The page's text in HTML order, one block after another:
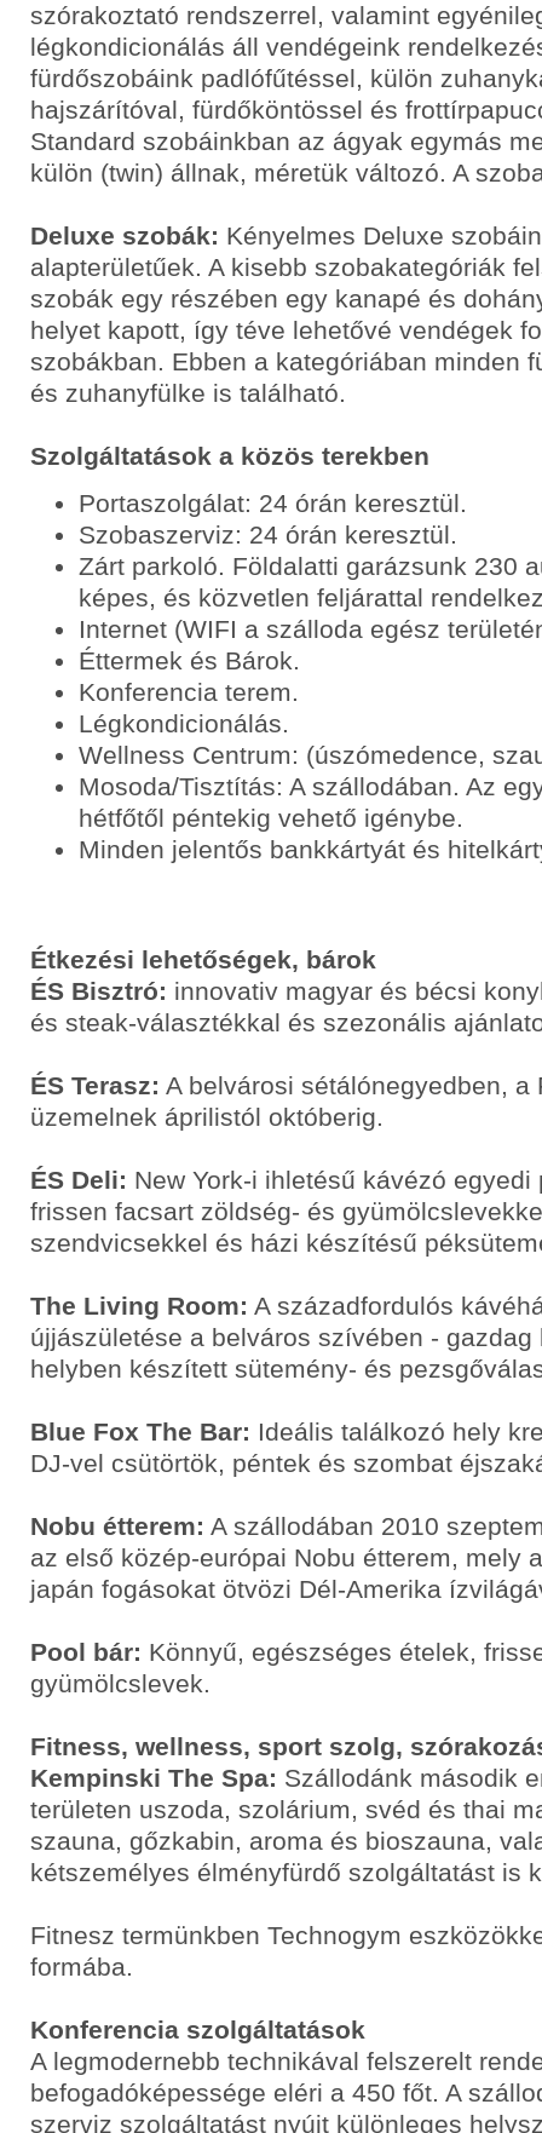
szórakoztató rendszerrel, valamint
légkondicionálás áll vendégeink
fürdőszobáink padlófűtéssel, külön
hajszárítóval, fürdőköntössel és
Standard szobáinkban az ágyak egymás
külön (twin) állnak, méretük változó. A
Deluxe szobák: Kényelmes Deluxe
alapterületűek. A kisebb szobakategóriák
szobák egy részében egy kanapé és
helyet kapott, így téve lehetővé vendégek
szobákban. Ebben a kategóriában minden
és zuhanyfülke is található.
Szolgáltatások a közös terekben
Portaszolgálat: 24 órán keresztül.
Szobaszerviz: 24 órán keresztül.
Zárt parkoló. Földalatti garázsunk 230
képes, és közvetlen feljárattal
Internet (WIFI a szálloda egész
Éttermek és Bárok.
Konferencia terem.
Légkondicionálás.
Wellness Centrum: (úszómedence,
Mosoda/Tisztítás: A szállodában. Az
hétfőtől péntekig vehető igénybe.
Minden jelentős bankkártyát és
Étkezési lehetőségek, bárok
ÉS Bisztró: innovativ magyar és bécsi
és steak-választékkal és szezonális
ÉS Terasz: A belvárosi sétálónegyedben, a
üzemelnek áprilistól októberig.
ÉS Deli: New York-i ihletésű kávézó
frissen facsart zöldség- és
szendvicsekkel és házi készítésű
The Living Room: A századfordulós
újjászületése a belváros szívében - gazdag
helyben készített sütemény- és
Blue Fox The Bar: Ideális találkozó hely
DJ-vel csütörtök, péntek és szombat
Nobu étterem: A szállodában 2010
az első közép-európai Nobu étterem, mely
japán fogásokat ötvözi Dél-Amerika
Pool bár: Könnyű, egészséges ételek,
gyümölcslevek.
Fitness, wellness, sport szolg,
Kempinski The Spa: Szállodánk második
területen uszoda, szolárium, svéd és thai
szauna, gőzkabin, aroma és bioszauna,
kétszemélyes élményfürdő szolgáltatást is
Fitnesz termünkben Technogym
formába.
Konferencia szolgáltatások
A legmodernebb technikával felszerelt
befogadóképessége eléri a 450 főt. A
szerviz szolgáltatást nyújt különleges